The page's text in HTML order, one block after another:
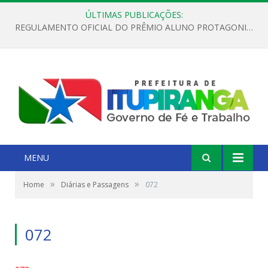
ÚLTIMAS PUBLICAÇÕES:
REGULAMENTO OFICIAL DO PRÊMIO ALUNO PROTAGONISTA – EDIÇÃO 2026
MENU
Home » Diárias e Passagens » 072
072